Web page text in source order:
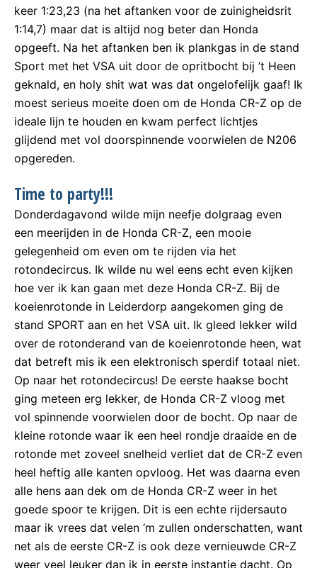
keer 1:23,23 (na het aftanken voor de zuinigheidsrit
1:14,7) maar dat is altijd nog beter dan Honda
opgeeft. Na het aftanken ben ik plankgas in de stand
Sport met het VSA uit door de opritbocht bij ’t Heen
geknald, en holy shit wat was dat ongelofelijk gaaf! Ik
moest serieus moeite doen om de Honda CR-Z op de
ideale lijn te houden en kwam perfect lichtjes
glijdend met vol doorspinnende voorwielen de N206
opgereden.
Time to party!!!
Donderdagavond wilde mijn neefje dolgraag even
een meerijden in de Honda CR-Z, een mooie
gelegenheid om even om te rijden via het
rotondecircus. Ik wilde nu wel eens echt even kijken
hoe ver ik kan gaan met deze Honda CR-Z. Bij de
koeienrotonde in Leiderdorp aangekomen ging de
stand SPORT aan en het VSA uit. Ik gleed lekker wild
over de rotonderand van de koeienrotonde heen, wat
dat betreft mis ik een elektronisch sperdif totaal niet.
Op naar het rotondecircus! De eerste haakse bocht
ging meteen erg lekker, de Honda CR-Z vloog met
vol spinnende voorwielen door de bocht. Op naar de
kleine rotonde waar ik een heel rondje draaide en de
rotonde met zoveel snelheid verliet dat de CR-Z even
heel heftig alle kanten opvloog. Het was daarna even
alle hens aan dek om de Honda CR-Z weer in het
goede spoor te krijgen. Dit is een echte rijdersauto
maar ik vrees dat velen ‘m zullen onderschatten, want
net als de eerste CR-Z is ook deze vernieuwde CR-Z
weer veel leuker dan ik in eerste instantie dacht. Op